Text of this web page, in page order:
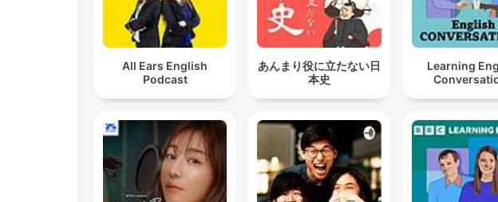
All Ears English
Podcast
あんまり役に立たない日
本史
Learning